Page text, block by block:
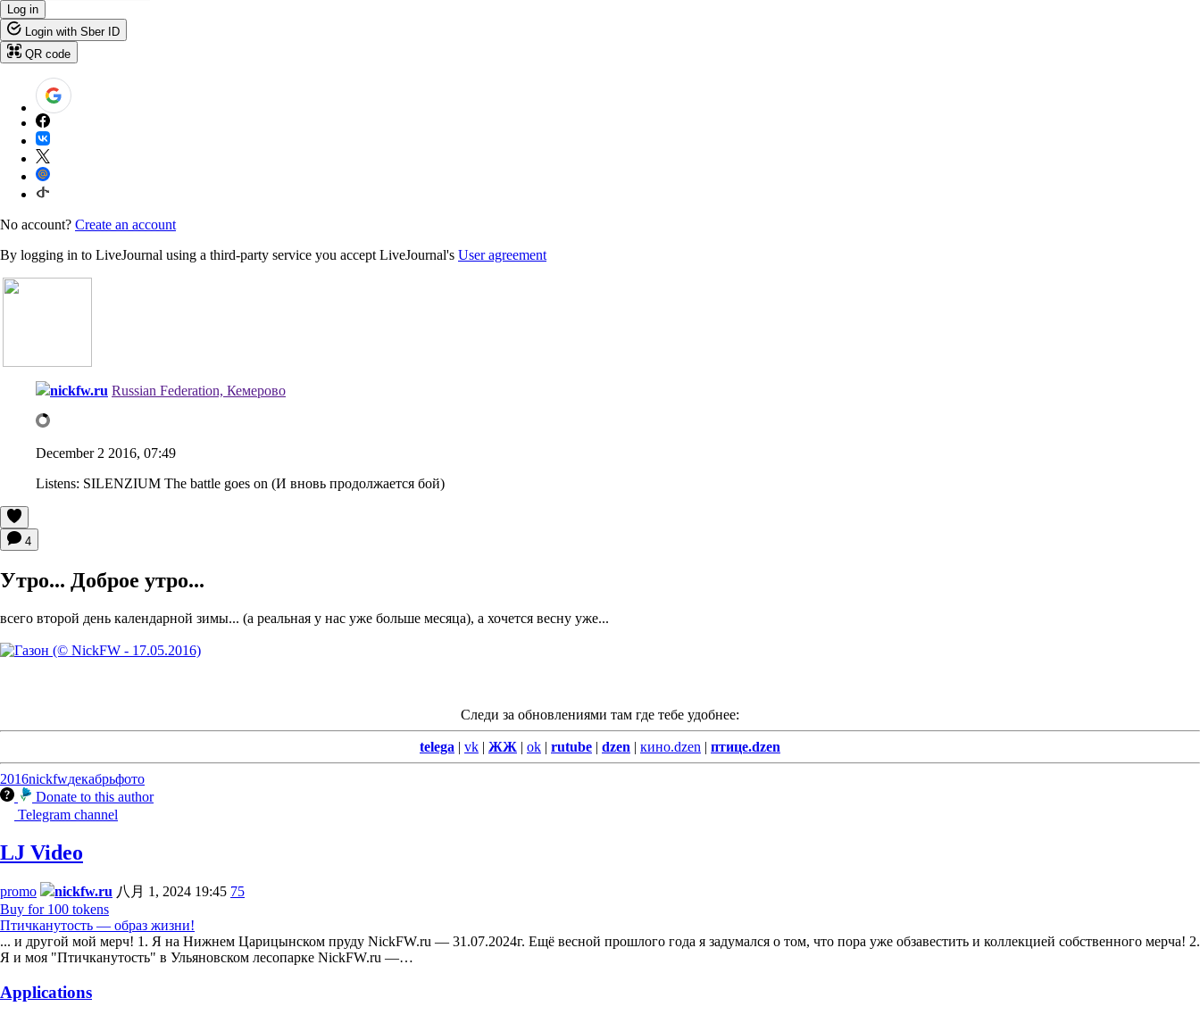
Log in
Login with Sber ID
QR code
No account? Create an account
By logging in to LiveJournal using a third-party service you accept LiveJournal's User agreement
nickfw.ru Russian Federation, Кемерово
December 2 2016, 07:49
Listens: SILENZIUM The battle goes on (И вновь продолжается бой)
4
Утро... Доброе утро...
всего второй день календарной зимы... (а реальная у нас уже больше месяца), а хочется весну уже...
Следи за обновлениями там где тебе удобнее:
telega | vk | ЖЖ | ok | rutube | dzen | кино.dzen | птице.dzen
2016nickfwдекабрьфото
Donate to this author
Telegram channel
LJ Video
promo nickfw.ru 八月 1, 2024 19:45 75
Buy for 100 tokens
Птичканутость — образ жизни!
... и другой мой мерч! 1. Я на Нижнем Царицынском пруду NickFW.ru — 31.07.2024г. Ещё весной прошлого года я задумался о том, что пора уже обзавестить и коллекцией собственного мерча! 2.
Я и моя "Птичканутость" в Ульяновском лесопарке NickFW.ru —…
Applications